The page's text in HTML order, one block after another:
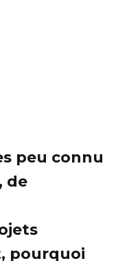
peu connu
de
pourquoi